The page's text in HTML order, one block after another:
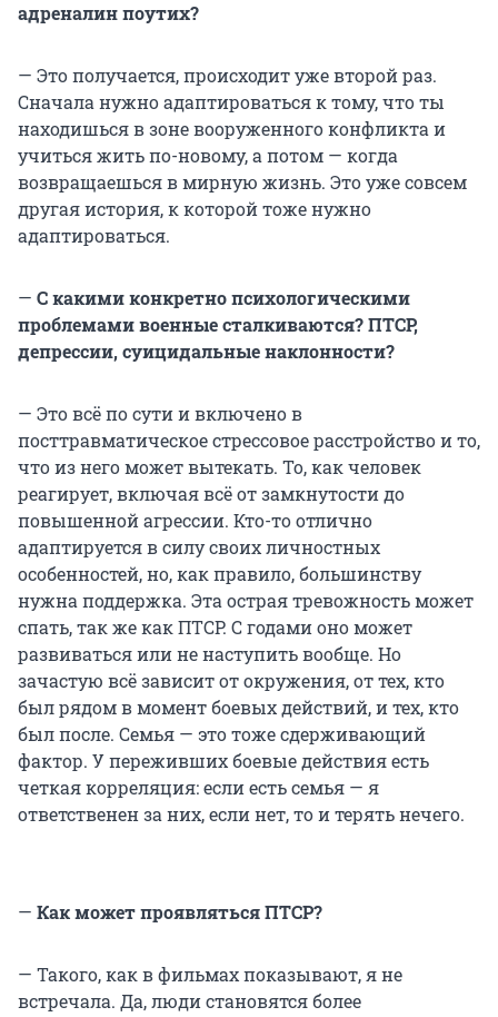
адреналин поутих?
— Это получается, происходит уже второй раз.
Сначала нужно адаптироваться к тому, что ты
находишься в зоне вооруженного конфликта и
учиться жить по-новому, а потом — когда
возвращаешься в мирную жизнь. Это уже совсем
другая история, к которой тоже нужно
адаптироваться.
— С какими конкретно психологическими
проблемами военные сталкиваются? ПТСР,
депрессии, суицидальные наклонности?
— Это всё по сути и включено в
посттравматическое стрессовое расстройство и то,
что из него может вытекать. То, как человек
реагирует, включая всё от замкнутости до
повышенной агрессии. Кто-то отлично
адаптируется в силу своих личностных
особенностей, но, как правило, большинству
нужна поддержка. Эта острая тревожность может
спать, так же как ПТСР. С годами оно может
развиваться или не наступить вообще. Но
зачастую всё зависит от окружения, от тех, кто
был рядом в момент боевых действий, и тех, кто
был после. Семья — это тоже сдерживающий
фактор. У переживших боевые действия есть
четкая корреляция: если есть семья — я
ответственен за них, если нет, то и терять нечего.
— Как может проявляться ПТСР?
— Такого, как в фильмах показывают, я не
встречала. Да, люди становятся более